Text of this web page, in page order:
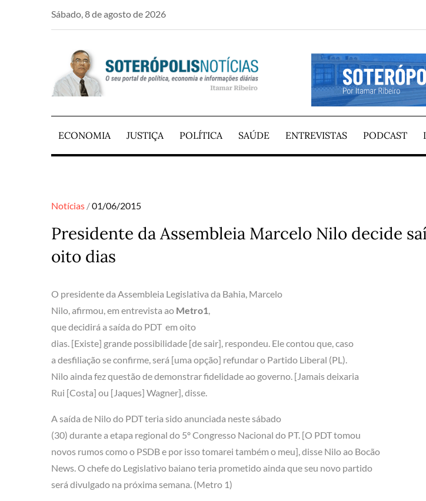
Sábado, 8 de agosto de 2026
SOTERÓPOLIS NOTÍCIAS
PORTAL DE NOTÍCIAS DE SALVADOR E REGIÃO, POR ITAMAR RIBEIRO
ECONOMIA JUSTIÇA POLÍTICA SAÚDE ENTREVISTAS PODCAST
Notícias Posted
01/06/2015
Presidente da Assembleia Marcelo Nilo decide
oito dias
O presidente da Assembleia Legislativa da Bahia, Marcelo
Nilo, afirmou, em entrevista ao Metro1,
que decidirá a saída do PDT em oito
dias. [Existe] grande possibilidade [de sair], respondeu. Ele contou que, caso
a desfiliação se confirme, será [uma opção] refundar o Partido Liberal (PL).
Nilo ainda fez questão de demonstrar fidelidade ao governo. [Jamais deixaria
Rui [Costa] ou [Jaques] Wagner], disse.
A saída de Nilo do PDT teria sido anunciada neste sábado
(30) durante a etapa regional do 5º Congresso Nacional do PT. [O PDT tomou
novos rumos como o PSDB e por isso tomarei também o meu], disse Nilo ao Bocão
News. O chefe do Legislativo baiano teria prometido ainda que seu novo partido
será divulgado na próxima semana. (Metro 1)